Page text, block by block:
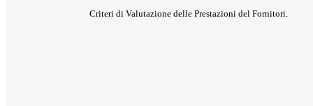
Criteri di Valutazione delle Prestazioni del Fornitori.